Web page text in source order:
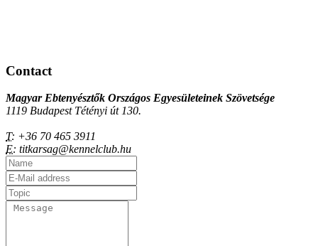
Contact
Magyar Ebtenyésztők Országos Egyesületeinek Szövetsége
1119 Budapest Tétényi út 130.
T: +36 70 465 3911
E: titkarsag@kennelclub.hu